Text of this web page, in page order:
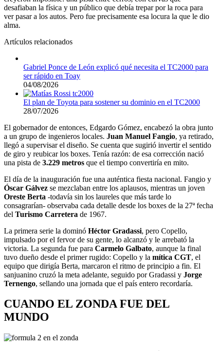
desafiaban la física y un público que debía trepar por la roca para
ver pasar a los autos. Pero fue precisamente esa locura la que le dio
alma.
Artículos relacionados
Gabriel Ponce de León explicó qué necesita el TC2000 para
ser rápido en Toay
04/08/2026
El plan de Toyota para sostener su dominio en el TC2000
28/07/2026
El gobernador de entonces, Edgardo Gómez, encabezó la obra junto
a un grupo de ingenieros locales. Juan Manuel Fangio, ya retirado,
llegó a supervisar el diseño. Se cuenta que sugirió invertir el sentido
de giro y reubicar los boxes. Tenía razón: de esa corrección nació
una pista de 3.229 metros que el tiempo convertiría en mito.
El día de la inauguración fue una auténtica fiesta nacional. Fangio y
Óscar Gálvez se mezclaban entre los aplausos, mientras un joven
Oreste Berta -todavía sin los laureles que más tarde lo
consagrarían- observaba cada detalle desde los boxes de la 27ª fecha
del Turismo Carretera de 1967.
La primera serie la dominó Héctor Gradassi, pero Copello,
impulsado por el fervor de su gente, lo alcanzó y le arrebató la
victoria. La segunda fue para Carmelo Galbato, aunque la final
tuvo dueño desde el primer rugido: Copello y la mítica CGT, el
equipo que dirigía Berta, marcaron el ritmo de principio a fin. El
sanjuanino cruzó la meta adelante, seguido por Gradassi y Jorge
Ternengo, sellando una jornada que el país entero recordaría.
CUANDO EL ZONDA FUE DEL
MUNDO